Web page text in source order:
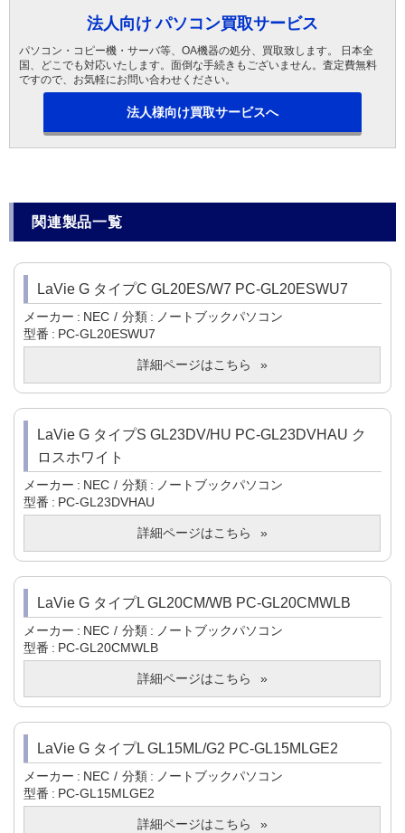
法人向け パソコン買取サービス
パソコン・コピー機・サーバ等、OA機器の処分、買取致します。 日本全
国、どこでも対応いたします。面倒な手続きもございません。査定費無料
ですので、お気軽にお問い合わせください。
法人様向け買取サービスへ
関連製品一覧
LaVie G タイプC GL20ES/W7 PC-GL20ESWU7
メーカー NEC 分類
ノートブックパソコン
型番
PC-GL20ESWU7
詳細ページはこちら
LaVie G タイプS GL23DV/HU PC-GL23DVHAU ク
ロスホワイト
メーカー NEC 分類
ノートブックパソコン
型番
PC-GL23DVHAU
詳細ページはこちら
LaVie G タイプL GL20CM/WB PC-GL20CMWLB
メーカー NEC 分類
ノートブックパソコン
型番
PC-GL20CMWLB
詳細ページはこちら
LaVie G タイプL GL15ML/G2 PC-GL15MLGE2
メーカー NEC 分類
ノートブックパソコン
型番
PC-GL15MLGE2
詳細ページはこちら